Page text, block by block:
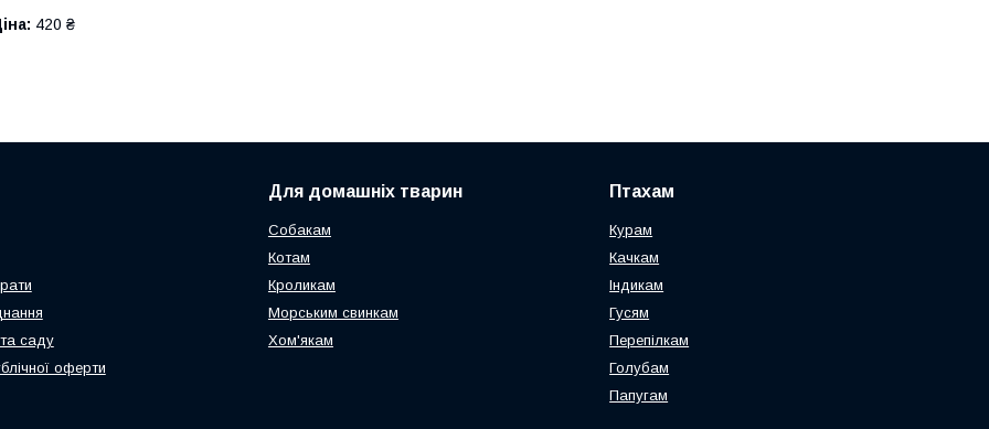
420 ₴
саду
оферти
Для домашніх тварин
Собакам
Котам
Кроликам
Морським свинкам
Хом'якам
Птахам
Курам
Качкам
Індикам
Гусям
Перепілкам
Голубам
Папугам